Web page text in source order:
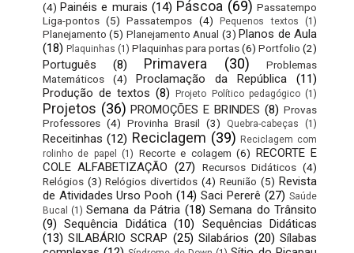
(4) Painéis e murais (14) Páscoa (69) Passatempo
Liga-pontos (5) Passatempos (4) Pequenos textos (1)
Planejamento (5) Planejamento Anual (3) Planos de Aula
(18) Plaquinhas (1) Plaquinhas para portas(6) Portfolio (2)
Português (8) Primavera (30)
Problemas
Matemáticos
(4) Proclamação da República
(11)
Produção de textos (8) Projeto Político pedagógico (1)
Projetos (36) PROMOÇÕES E BRINDES (8) Provas
Professores (4) Provinha Brasil (3) Quebra-cabeças (1)
Receitinhas (12) Reciclagem (39) Reciclagem com
rolinho de papel
(1) Recorte e colagem (6) RECORTE E
COLE ALFABETIZAÇÃO (27) Recursos Didáticos (4)
Relógios (3) Relógios divertidos (4) Reunião (5) Revista
de Atividades Urso Pooh (14) Saci Pererê (27) Saúde
Bucal
(1) Semana da Pátria (18) Semana do Trânsito
(9) Sequência Didática (10)
Sequências Didáticas
(13) SILABÁRIO SCRAP (25) Silabários (20) Sílabas